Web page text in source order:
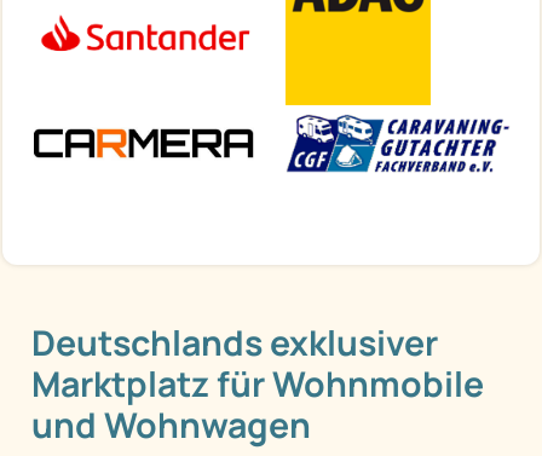
Deutschlands exklusiver
Marktplatz für Wohnmobile
und Wohnwagen